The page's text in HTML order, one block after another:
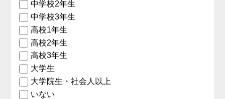
中学校2年生
中学校3年生
高校1年生
高校2年生
高校3年生
大学生
大学院生・社会人以上
いない